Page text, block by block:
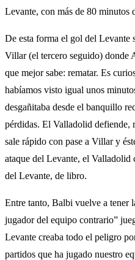
Levante, con más de 80 minutos
De esta forma el gol del Levante
Villar (el tercero seguido) donde
que mejor sabe: rematar. Es
habíamos visto igual unos
desgañitaba desde el banquillo
pérdidas. El Valladolid defiende,
sale rápido con pase a Villar y
ataque del Levante, el Valladolid
del Levante, de libro.
Entre tanto, Balbi vuelve a tener
jugador del equipo contrario”
Levante creaba todo el peligro
partidos que ha jugado nuestro